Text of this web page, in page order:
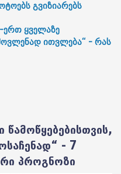
გვიზიარებს
ერთ ყველაზე
ითვლება“ - რას
- 7
პროგნოზი